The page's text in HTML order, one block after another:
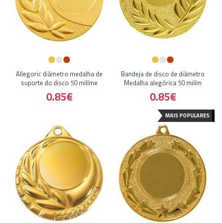
Allegoric diâmetro medalha de
suporte do disco 50 milíme
0.85€
Bandeja de disco de diâmetro
Medalha alegórica 50 milím
0.85€
MAIS POPULARES